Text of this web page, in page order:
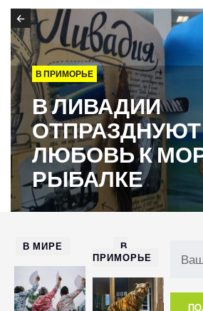
В ПРИМОРЬЕ
В ЛИВАДИИ
ОТПРАЗДНУЮТ
ЛЮБОВЬ К
РЫБАЛКЕ
В МИРЕ
В
ПРИМОРЬЕ